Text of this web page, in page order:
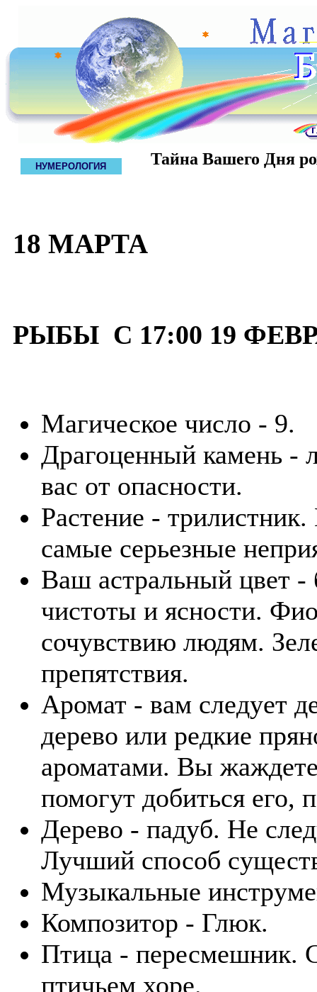
НУМЕРОЛОГИЯ Тайна Вашего Дня
18 МАРТА
РЫБЫ С 17:00 19
Магическое число - 9.
Драгоценный камень -
вас от опасности.
Растение -
самые серьезные
Ваш астральный цвет
чистоты и ясности.
сочувствию людям.
препятствия.
Аромат - вам следует
дерево или редкие
ароматами. Вы
помогут добиться его,
Дерево - падуб. Не
Лучший способ
Музыкальные
Композитор - Глюк.
Птица - пересмешник.
птичьем хоре.